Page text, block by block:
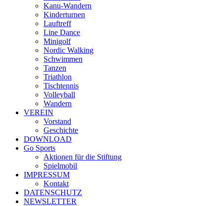
Kanu-Wandern
Kinderturnen
Lauftreff
Line Dance
Minigolf
Nordic Walking
Schwimmen
Tanzen
Triathlon
Tischtennis
Volleyball
Wandern
VEREIN
Vorstand
Geschichte
DOWNLOAD
Go Sports
Aktionen für die Stiftung
Spielmobil
IMPRESSUM
Kontakt
DATENSCHUTZ
NEWSLETTER